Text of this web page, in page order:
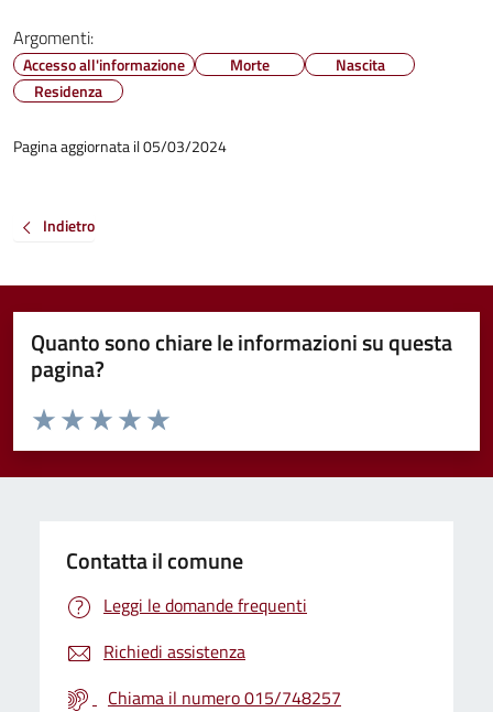
Argomenti:
Accesso all'informazione Morte
Nascita
Residenza
Pagina aggiornata il 05/03/2024
Indietro
Quanto sono chiare le informazioni su questa
pagina?
Valuta da 1 a 5 stelle la pagina
Valuta 5 stelle su 5
Valuta 4 stelle su 5
Valuta 3 stelle su 5
Valuta 2 stelle su 5
Valuta 1 stelle su 5
Contatta il comune
Leggi le domande frequenti
Richiedi assistenza
Chiama il numero 015/748257